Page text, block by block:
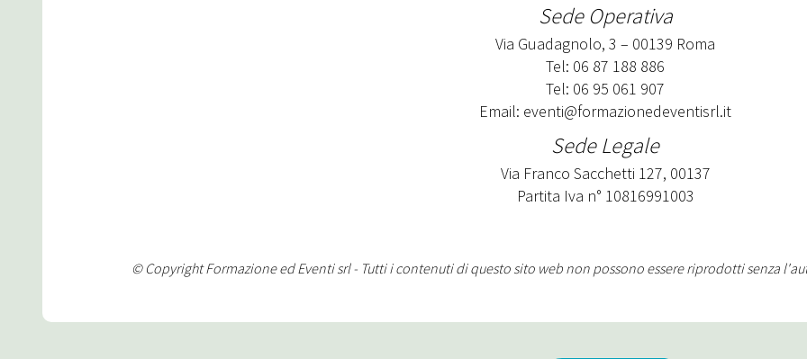
Sede Operativa
Via Guadagnolo, 3 – 00139 Roma
Tel: 06 87 188 886
Tel: 06 95 061 907
Email: eventi@formazionedeventisrl.it
Sede Legale
Via Franco Sacchetti 127, 00137
Partita Iva n° 10816991003
© Copyright Formazione ed Eventi srl - Tutti i contenuti di questo sito web non possono essere riprodotti senza